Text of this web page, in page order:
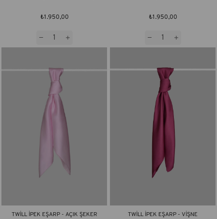
₺1.950,00 ₺1.950,00
TWİLL İPEK EŞARP - AÇIK ŞEKER
TWİLL İPEK EŞARP - VİŞNE